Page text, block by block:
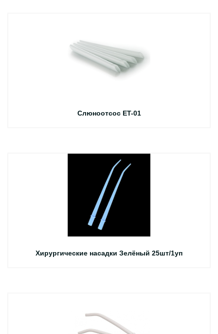
Слюноотсос ET-01
Хирургические насадки Зелёный 25шт/1уп